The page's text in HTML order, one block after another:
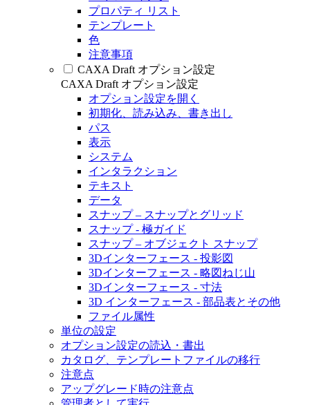
プロパティ リスト
テンプレート
色
注意事項
CAXA Draft オプション設定
CAXA Draft オプション設定
オプション設定を開く
初期化、読み込み、書き出し
パス
表示
システム
インタラクション
テキスト
データ
スナップ – スナップとグリッド
スナップ - 極ガイド
スナップ – オブジェクト スナップ
3Dインターフェース - 投影図
3Dインターフェース - 略図ねじ山
3Dインターフェース - 寸法
3D インターフェース - 部品表とその他
ファイル属性
単位の設定
オプション設定の読込・書出
カタログ、テンプレートファイルの移行
注意点
アップグレード時の注意点